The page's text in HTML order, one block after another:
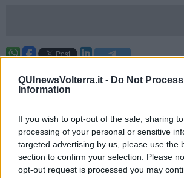
QUInewsVolterra.it - Do Not
Information
If you wish to opt-out of the sale, sharing
processing of your personal or sensitive
targeted advertising by us, please use the
section to confirm your selection. Please
opt-out request is processed you may
per una mattinata, si trasforma inuna
produzioni a chilometro zero, degustazioni,
programma domenica 7 Giugno dalle 8 alle
dove si terrà appunto la "Mostra Mercato dei
locali", iniziativa inserita all’interno del
Livornesi: cibo e territorio".
"L’obiettivo della manifestazione èvalorizzare